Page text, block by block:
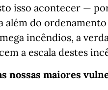
isso acontecer —
além do
incêndios, a
a escala destes
nossas maiores